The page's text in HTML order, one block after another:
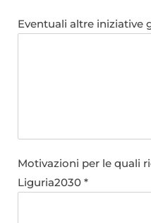
Eventuali altre iniziative
Motivazioni per le quali
Liguria2030 *